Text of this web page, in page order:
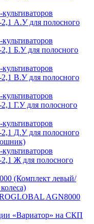
А.У для полосного
Б.У для полосного
В.У для полосного
Г.У для полосного
Д.У для полосного
Ж для полосного
(Комплект левый/
AGN8000
«Вариатор» на СКП